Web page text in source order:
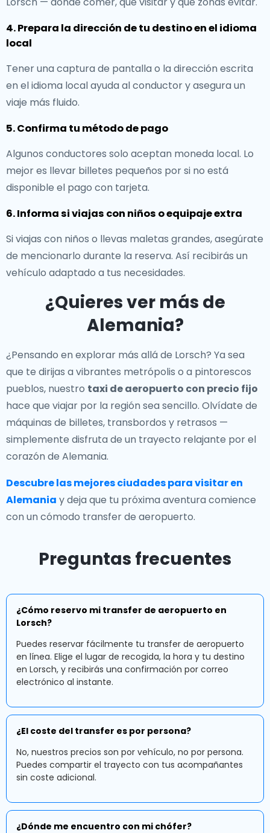
4. Prepara la dirección de tu destino en el idioma
local
Tener una captura de pantalla o la dirección escrita
en el idioma local ayuda al conductor y asegura un
viaje más fluido.
5. Confirma tu método de pago
Algunos conductores solo aceptan moneda local. Lo
mejor es llevar billetes pequeños por si no está
disponible el pago con tarjeta.
6. Informa si viajas con niños o equipaje extra
Si viajas con niños o llevas maletas grandes, asegúrate
de mencionarlo durante la reserva. Así recibirás un
vehículo adaptado a tus necesidades.
¿Quieres ver más de
Alemania?
¿Pensando en explorar más allá de Lorsch? Ya sea
que te dirijas a vibrantes metrópolis o a pintorescos
pueblos, nuestro taxi de aeropuerto con precio fijo
hace que viajar por la región sea sencillo. Olvídate de
máquinas de billetes, transbordos y retrasos —
simplemente disfruta de un trayecto relajante por el
corazón de Alemania.
Descubre las mejores ciudades para visitar en
Alemania y deja que tu próxima aventura comience
con un cómodo transfer de aeropuerto.
Preguntas frecuentes
¿Cómo reservo mi transfer de aeropuerto en
Lorsch?
Puedes reservar fácilmente tu transfer de aeropuerto
en línea. Elige el lugar de recogida, la hora y tu destino
en Lorsch, y recibirás una confirmación por correo
electrónico al instante.
¿El coste del transfer es por persona?
No, nuestros precios son por vehículo, no por persona.
Puedes compartir el trayecto con tus acompañantes
sin coste adicional.
¿Dónde me encuentro con mi chófer?